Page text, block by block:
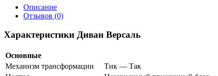
Описание
Отзывов (0)
Характеристики Диван Версаль
Основные
Механизм трансформации
Тик — Так